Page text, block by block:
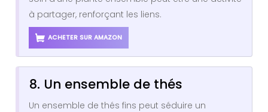
à partager, renforçant les liens.
ACHETER SUR AMAZON
8. Un ensemble de thés
Un ensemble de thés fins peut séduire un